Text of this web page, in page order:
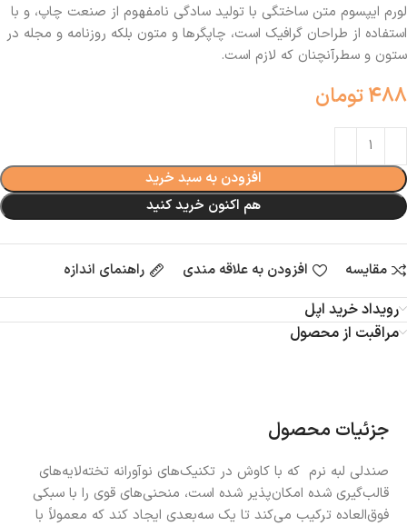
لورم ایپسوم متن ساختگی با تولید سادگی نامفهوم از صنعت چاپ، و با
استفاده از طراحان گرافیک است، چاپگرها و متون بلکه روزنامه و مجله در
ستون و سطرآنچنان که لازم است.
488تومان
افزودن به سبد خرید
هم اکنون خرید کنید
مقایسه افزودن به علاقه مندی راهنمای اندازه
رویداد خرید اپل
مراقبت از محصول
جزئیات محصول
صندلی لبه نرم که با کاوش در تکنیک‌های نوآورانه تخته‌لایه‌های
قالب‌گیری شده امکان‌پذیر شده است، منحنی‌های قوی را با سبکی
فوق‌العاده ترکیب می‌کند تا یک سه‌بعدی ایجاد کند که معمولاً با